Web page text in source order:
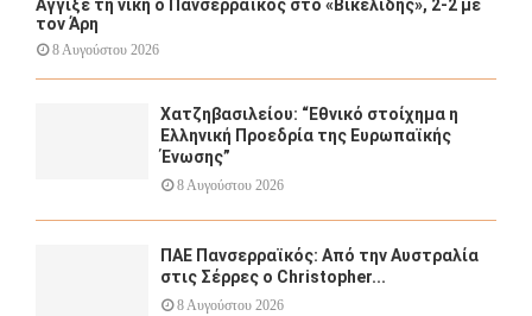
Αγγίξε τη νίκη ο Πανσερραϊκός στο «Βικελίδης», 2-2 με
τον Άρη
8 Αυγούστου 2026
Χατζηβασιλείου: “Εθνικό στοίχημα η
Ελληνική Προεδρία της Ευρωπαϊκής
Ένωσης”
8 Αυγούστου 2026
ΠΑΕ Πανσερραϊκός: Από την Αυστραλία
στις Σέρρες ο Christopher...
8 Αυγούστου 2026